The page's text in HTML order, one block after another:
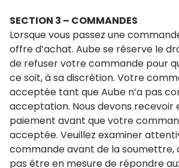
SECTION 3 – COMMANDES
Lorsque vous passez une
offre d’achat. Aube se réserve le
de refuser votre commande pour
ce soit, à sa discrétion. Votre
acceptée tant que Aube n’a pas
acceptation. Nous devons
paiement avant que votre
acceptée. Veuillez examiner
commande avant de la soumettre,
pas être en mesure de répondre